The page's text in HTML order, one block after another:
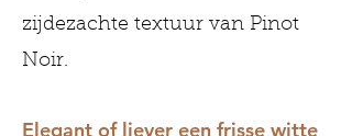
zijdezachte textuur van Pinot
Noir.
Elegant of liever een frisse witte